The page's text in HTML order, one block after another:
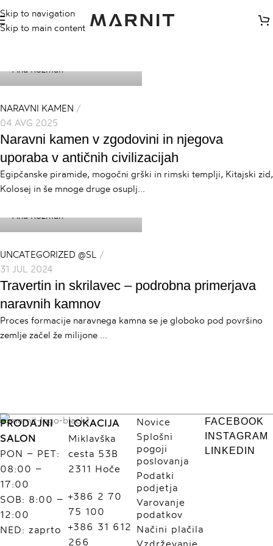
Skip to navigation
Skip to main content
Ana Rozman
NARAVNI KAMEN
04 AVG 2025
Naravni kamen v zgodovini in njegova
uporaba v antičnih civilizacijah
Egipčanske piramide, mogočni grški in rimski templji, Kitajski zid,
Kolosej in še mnoge druge osuplj...
Ana Rozman
UNCATEGORIZED @SL
31 JUL 2024
Travertin in skrilavec – podrobna primerjava
naravnih kamnov
Proces formacije naravnega kamna se je globoko pod površino
zemlje začel že milijone ...
PRODAJNI
SALON
PON – PET:
08:00 –
17:00
SOB: 8:00 –
12:00
NED: zaprto
LOKACIJA
Miklavška
cesta 53B
2311 Hoče
+386 2 70
75 100
+386 31 612
266
Novice
Splošni
pogoji
poslovanja
Podatki
podjetja
Varovanje
podatkov
Načini plačila
FACEBOOK
INSTAGRAM
LINKEDIN